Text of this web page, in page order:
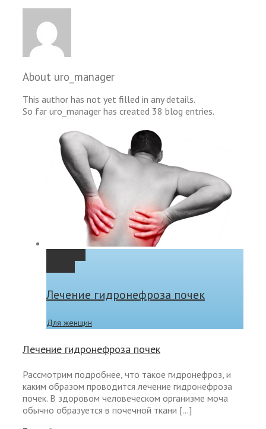
About uro_manager
This author has not yet filled in any details.
So far uro_manager has created 38 blog entries.
Лечение гидронефроза почек
Для женщин
Лечение гидронефроза почек
Рассмотрим подробнее, что такое гидронефроз, и
каким образом проводится лечение гидронефроза
почек. В здоровом человеческом организме моча
обычно образуется в почечной ткани […]